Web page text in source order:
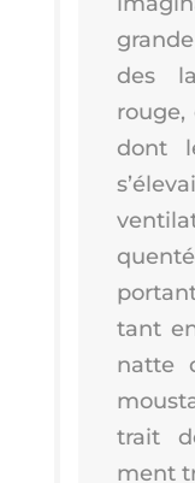
des
rouge,
dont
tant
natte
trait
ment